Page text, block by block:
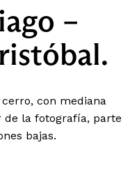
–
con mediana
de la fotografía, parte
bajas.